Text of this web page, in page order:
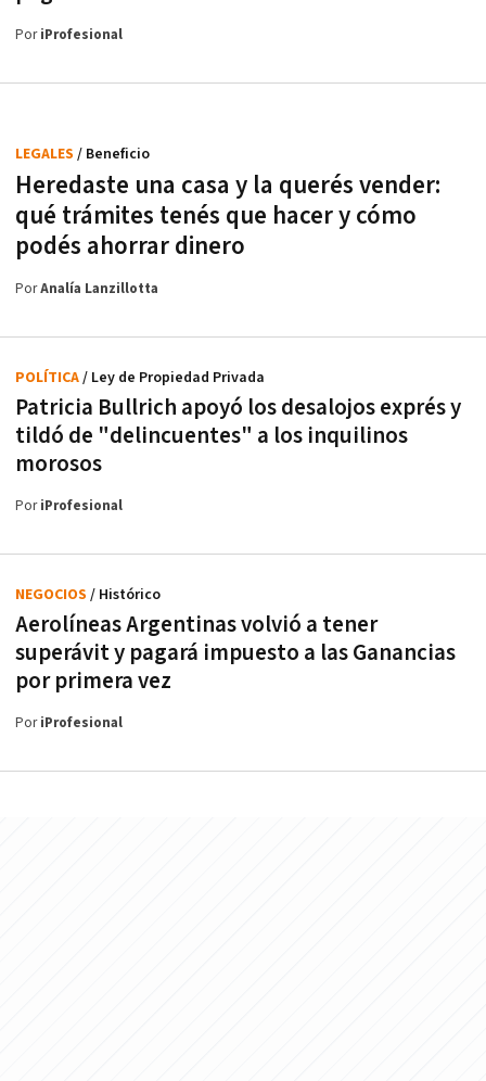
PoriProfesional
Heredaste una casa y la querés vender:
qué trámites tenés que hacer y cómo
podés ahorrar dinero
LEGALES / Beneficio
PorAnalía Lanzillotta
Patricia Bullrich apoyó los desalojos exprés y
tildó de "delincuentes" a los inquilinos
morosos
POLÍTICA/ Ley de Propiedad Privada
PoriProfesional
Aerolíneas Argentinas volvió a tener
superávit y pagará impuesto a las Ganancias
por primera vez
NEGOCIOS / Histórico
PoriProfesional